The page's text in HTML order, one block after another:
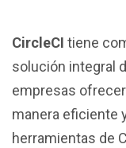
CircleCI tiene
solución integral
empresas
manera eficiente
herramientas de